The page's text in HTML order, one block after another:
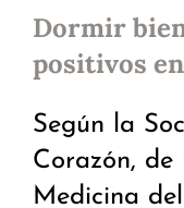
Dormir
positivos
Según la
Corazón,
Medicina